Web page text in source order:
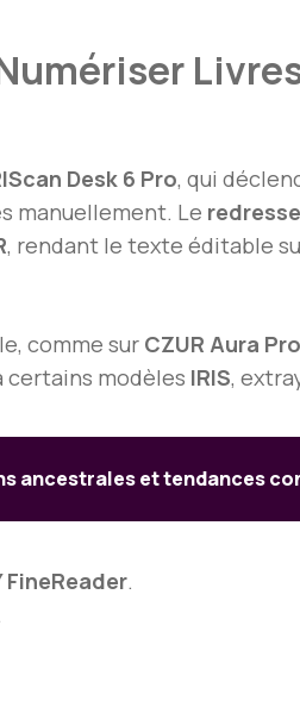
Desk 6 Pro, qui
manuellement. Le
, rendant le texte éditable
comme sur CZUR Aura Pro
certains modèles IRIS,
ancestrales et tendances
FineReader.